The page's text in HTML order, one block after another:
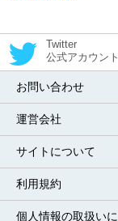
Twitter
公式アカウント
お問い合わせ
運営会社
サイトについて
利用規約
個人情報の取扱い